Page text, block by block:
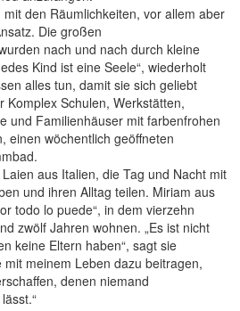
den Räumlichkeiten, vor allem aber
Die großen
nach und nach durch kleine
Kind ist eine Seele“, wiederholt
alles tun, damit sie sich geliebt
Komplex Schulen, Werkstätten,
und Familienhäuser mit farbenfrohen
einen wöchentlich geöffneten
aus Italien, die Tag und Nacht mit
und ihren Alltag teilen. Miriam aus
todo lo puede“, in dem vierzehn
zwölf Jahren wohnen. „Es ist nicht
keine Eltern haben“, sagt sie
mit meinem Leben dazu beitragen,
denen niemand